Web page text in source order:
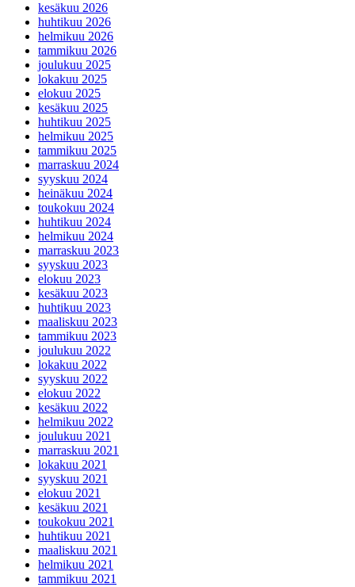
kesäkuu 2026
huhtikuu 2026
helmikuu 2026
tammikuu 2026
joulukuu 2025
lokakuu 2025
elokuu 2025
kesäkuu 2025
huhtikuu 2025
helmikuu 2025
tammikuu 2025
marraskuu 2024
syyskuu 2024
heinäkuu 2024
toukokuu 2024
huhtikuu 2024
helmikuu 2024
marraskuu 2023
syyskuu 2023
elokuu 2023
kesäkuu 2023
huhtikuu 2023
maaliskuu 2023
tammikuu 2023
joulukuu 2022
lokakuu 2022
syyskuu 2022
elokuu 2022
kesäkuu 2022
helmikuu 2022
joulukuu 2021
marraskuu 2021
lokakuu 2021
syyskuu 2021
elokuu 2021
kesäkuu 2021
toukokuu 2021
huhtikuu 2021
maaliskuu 2021
helmikuu 2021
tammikuu 2021